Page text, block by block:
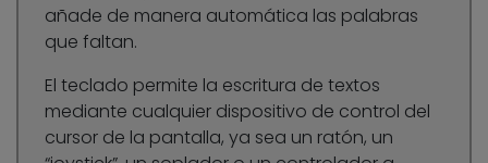
añade de manera automática las palabras
que faltan.
El teclado permite la escritura de textos
mediante cualquier dispositivo de control del
cursor de la pantalla, ya sea un ratón, un